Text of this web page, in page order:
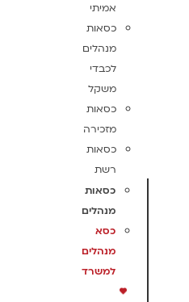
אמיתי
כסאות
מנהלים
לכבדי
משקל
כסאות
מזכירה
כסאות
רשת
כסאות
מנהלים
כסא
מנהלים
למשרד